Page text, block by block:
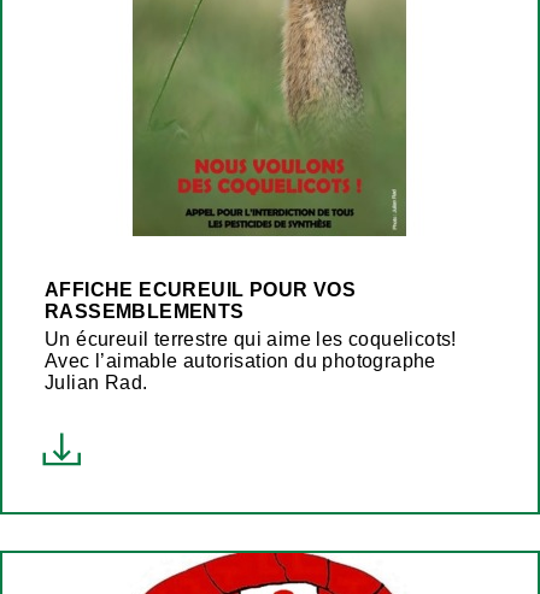
AFFICHE ECUREUIL POUR VOS
RASSEMBLEMENTS
Un écureuil terrestre qui aime les coquelicots!
Avec l’aimable autorisation du photographe
Julian Rad.